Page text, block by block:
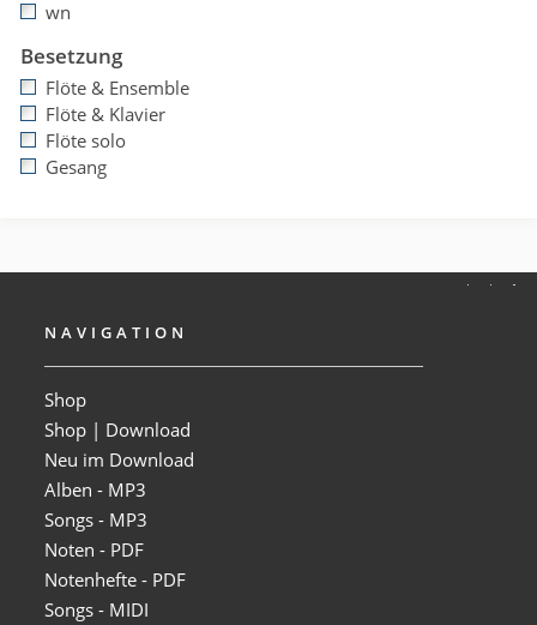
wn
Besetzung
Flöte & Ensemble
Flöte & Klavier
Flöte solo
Gesang
NAVIGATION
Shop
Shop | Download
Neu im Download
Alben - MP3
Songs - MP3
Noten - PDF
Notenhefte - PDF
Songs - MIDI